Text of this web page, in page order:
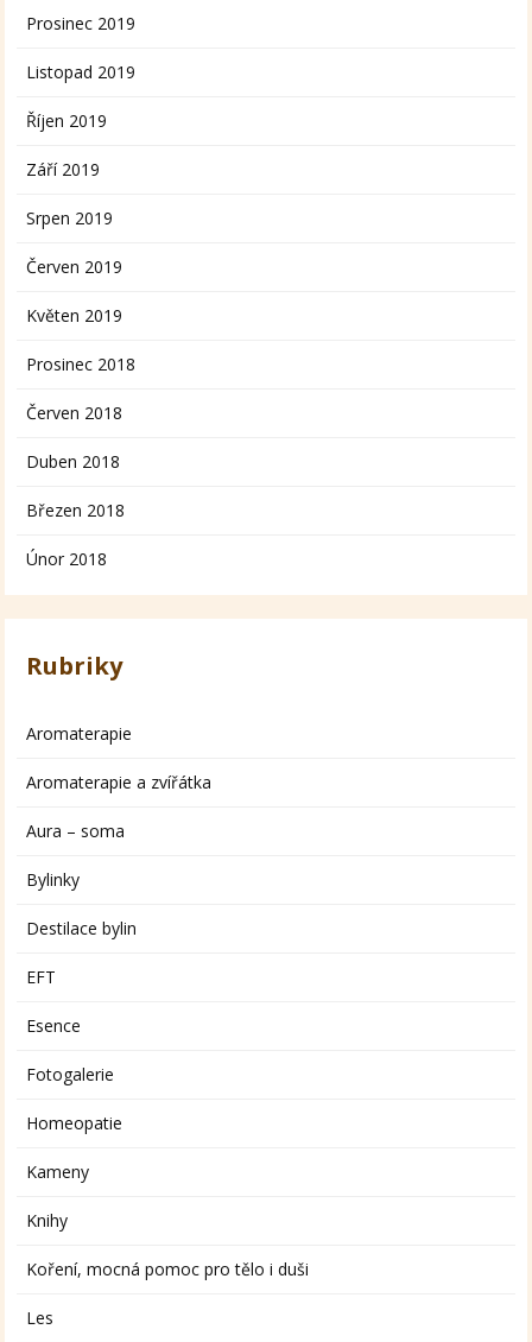
Prosinec 2019
Listopad 2019
Říjen 2019
Září 2019
Srpen 2019
Červen 2019
Květen 2019
Prosinec 2018
Červen 2018
Duben 2018
Březen 2018
Únor 2018
Rubriky
Aromaterapie
Aromaterapie a zvířátka
Aura – soma
Bylinky
Destilace bylin
EFT
Esence
Fotogalerie
Homeopatie
Kameny
Knihy
Koření, mocná pomoc pro tělo i duši
Les